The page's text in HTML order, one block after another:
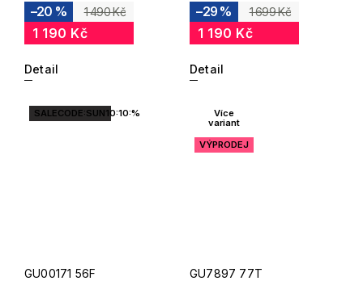
1 490 Kč
–20 %
1 190 Kč
Detail
1 699 Kč
–29 %
1 190 Kč
Detail
SALECODE:SUN10:10:%
GU00171 56F
Více
variant
VÝPRODEJ
GU7897 77T